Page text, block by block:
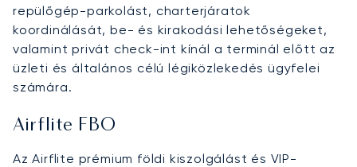
repülőgép-parkolást, charterjáratok
koordinálását, be- és kirakodási lehetőségeket,
valamint privát check-int kínál a terminál előtt az
üzleti és általános célú légiközlekedés ügyfelei
számára.
Airflite FBO
Az Airflite prémium földi kiszolgálást és VIP-